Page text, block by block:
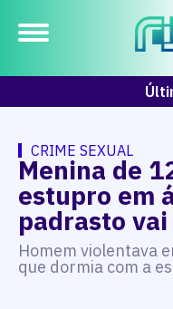
CRIME SEXUAL
Menina de
estupro em
padrasto
Homem violentava
que dormia com a